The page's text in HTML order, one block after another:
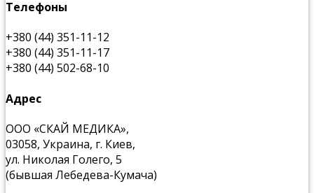
Телефоны
+380 (44) 351-11-12
+380 (44) 351-11-17
+380 (44) 502-68-10
Адрес
ООО «СКАЙ МЕДИКА»,
03058, Украина, г. Киев,
ул. Николая Голего, 5
(бывшая Лебедева-Кумача)